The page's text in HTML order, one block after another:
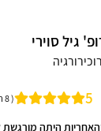
גיל סוירי
5 ( 8 חוות דעת )
היתה